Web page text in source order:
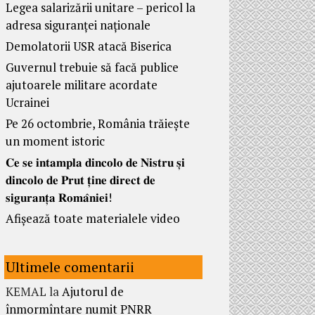
Legea salarizării unitare – pericol la
adresa siguranței naționale
Demolatorii USR atacă Biserica
Guvernul trebuie să facă publice
ajutoarele militare acordate
Ucrainei
Pe 26 octombrie, România trăiește
un moment istoric
𝐂𝐞 𝐬𝐞 𝐢𝐧𝐭𝐚𝐦𝐩𝐥𝐚 𝐝𝐢𝐧𝐜𝐨𝐥𝐨 𝐝𝐞 𝐍𝐢𝐬𝐭𝐫𝐮 𝐬̦𝐢
𝐝𝐢𝐧𝐜𝐨𝐥𝐨 𝐝𝐞 𝐏𝐫𝐮𝐭 𝐭̦𝐢𝐧𝐞 𝐝𝐢𝐫𝐞𝐜𝐭 𝐝𝐞
𝐬𝐢𝐠𝐮𝐫𝐚𝐧𝐭̦𝐚 𝐑𝐨𝐦𝐚̂𝐧𝐢𝐞𝐢!
Afișează toate materialele video
Ultimele comentarii
KEMAL laAjutorul de
înmormîntare numit PNRR